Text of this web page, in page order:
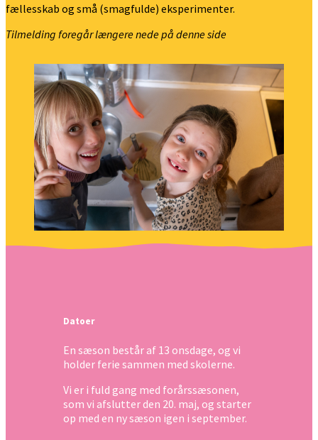
fællesskab og små (smagfulde) eksperimenter.
Tilmelding foregår længere nede på denne side
Datoer
En sæson består af 13 onsdage, og vi
holder ferie sammen med skolerne.
Vi er i fuld gang med forårssæsonen,
som vi afslutter den 20. maj, og starter
op med en ny sæson igen i september.